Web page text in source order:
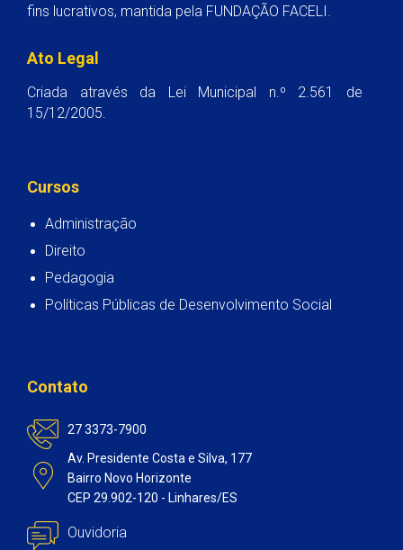
fins lucrativos, mantida pela FUNDAÇÃO FACELI.
Ato Legal
Criada através da Lei Municipal n.º 2.561 de
15/12/2005.
Cursos
Administração
Direito
Pedagogia
Políticas Públicas de Desenvolvimento Social
Contato
27 3373-7900
Av. Presidente Costa e Silva, 177
Bairro Novo Horizonte
CEP 29.902-120 - Linhares/ES
Ouvidoria